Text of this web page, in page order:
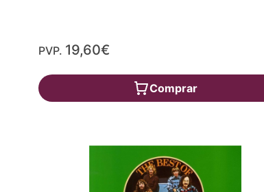
PVP. 19,60€
Comprar